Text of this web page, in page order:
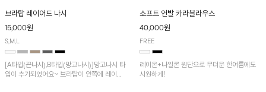
브라탑 레이어드 나시
15,000원
S,M,L
[A타입(끈나시),B타입(망고나시)]망고나시 타
입이 추가되었어요~ 브라탑이 안쪽에 레이어
소프트 언발 카라블라우스
40,000원
FREE
레이온+나일론 원단으로 무더운 한여름에도
시원하게!